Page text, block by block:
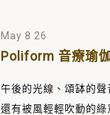
May 8 26
Poliform 音療瑜
午後的光線、頌缽的聲
還有被風輕輕吹動的綠